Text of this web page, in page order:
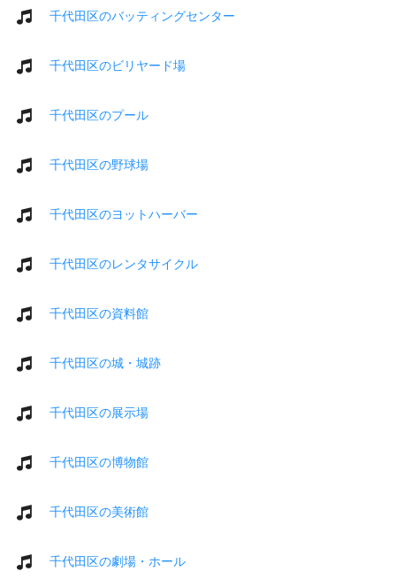
千代田区のバッティングセンター
千代田区のビリヤード場
千代田区のプール
千代田区の野球場
千代田区のヨットハーバー
千代田区のレンタサイクル
千代田区の資料館
千代田区の城・城跡
千代田区の展示場
千代田区の博物館
千代田区の美術館
千代田区の劇場・ホール